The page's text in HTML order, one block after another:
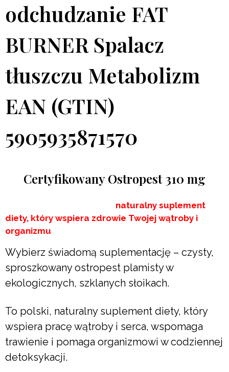
Certyfikowany Ostropest 310 mg
naturalny suplement
diety, który wspiera zdrowie Twojej wątroby i
organizmu
Wybierz świadomą suplementację – czysty,
sproszkowany ostropest plamisty w
ekologicznych, szklanych słoikach.
To polski, naturalny suplement diety, który
wspiera pracę wątroby i serca, wspomaga
trawienie i pomaga organizmowi w codziennej
detoksykacji.